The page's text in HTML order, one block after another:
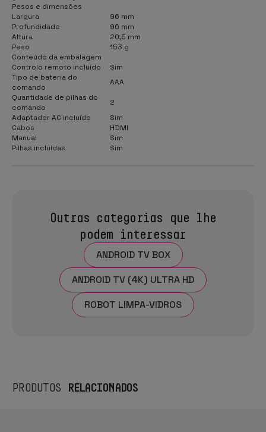
Pesos e dimensões
Largura
96 mm
Profundidade
96 mm
Altura
20,5 mm
Peso
153 g
Conteúdo da embalagem
Controlo remoto incluído
Sim
Tipo de bateria do
comando
AAA
Quantidade de pilhas do
comando
2
Adaptador AC incluído
Sim
Cabos
HDMI
Manual
Sim
Pilhas incluídas
Sim
Outras categorias que lhe
podem interessar
ANDROID TV BOX
ANDROID TV (4K) ULTRA HD
ROBOT LIMPA-VIDROS
PRODUTOS RELACIONADOS